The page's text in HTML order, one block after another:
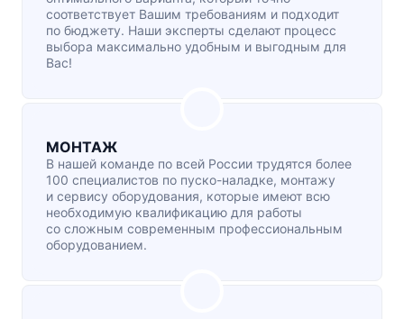
соответствует Вашим требованиям и подходит
по бюджету. Наши эксперты сделают процесс
выбора максимально удобным и выгодным для
Вас!
МОНТАЖ
В нашей команде по всей России трудятся более
100 специалистов по пуско-наладке, монтажу
и сервису оборудования, которые имеют всю
необходимую квалификацию для работы
со сложным современным профессиональным
оборудованием.